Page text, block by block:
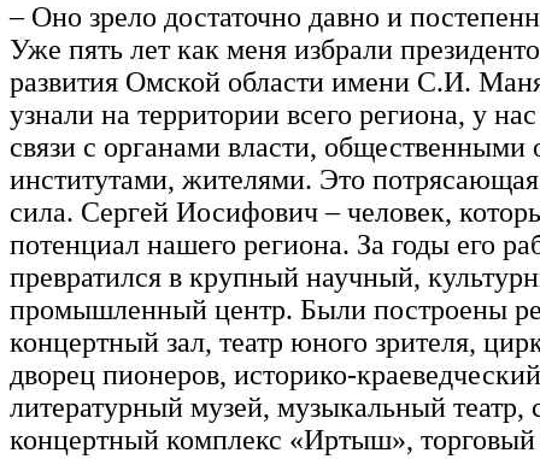
– Оно зрело достаточно давно и
Уже пять лет как меня избрали
развития Омской области имени С.И.
узнали на территории всего региона, у
связи с органами власти, общественными
институтами, жителями. Это
сила. Сергей Иосифович – человек,
потенциал нашего региона. За годы его
превратился в крупный научный,
промышленный центр. Были построены
концертный зал, театр юного зрителя,
дворец пионеров, историко-
литературный музей, музыкальный театр,
концертный комплекс «Иртыш», торговый